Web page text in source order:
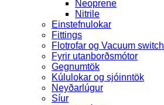
Neoprene
Nitrile
Einstefnulokar
Fittings
Flotrofar og Vacuum switch
Fyrir utanborðsmótor
Gegnumtök
Kúlulokar og sjóinntök
Neyðarlúgur
Síur